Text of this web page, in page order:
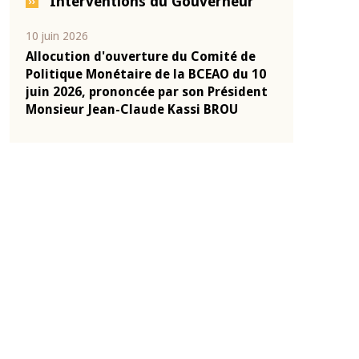
04 mars 2026
Allocution d'ouverture du Comité de
Politique Monétaire de la BCEAO du 4
mars 2026, prononcée par son Président
Monsieur Jean-Claude Kassi BROU